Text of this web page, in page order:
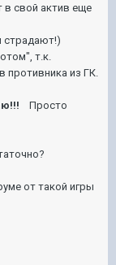
в свой актив еще
страдают!)
т.к.
противника из ГК.
Просто
от такой игры